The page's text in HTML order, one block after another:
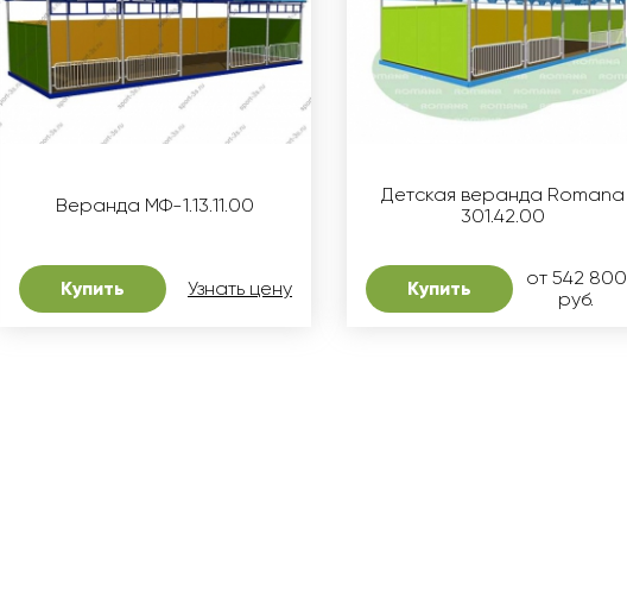
Веранда МФ-1.13.11.00
Купить Узнать цену
Детская веранда Romana
301.42.00
Купить
от 542 800
руб.